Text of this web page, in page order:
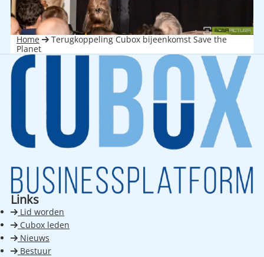
Home
Terugkoppeling Cubox bijeenkomst Save the
Planet
Links
Lid worden
Cubox leden
Nieuws
Bestuur